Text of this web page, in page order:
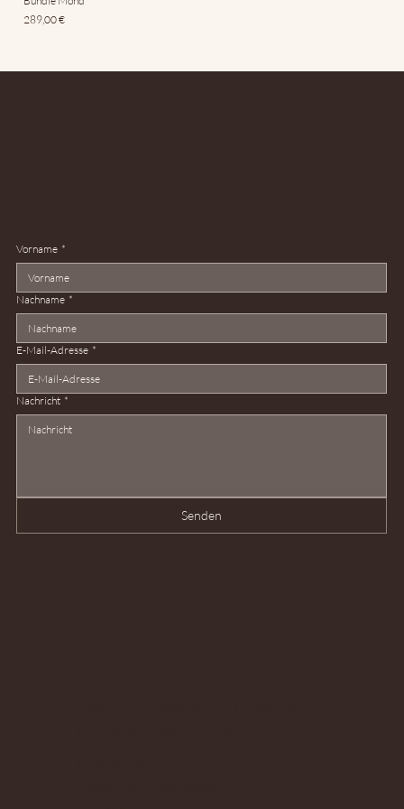
Preis
289,00 €
Vorname *
Nachname *
E-Mail-Adresse *
Nachricht *
Senden